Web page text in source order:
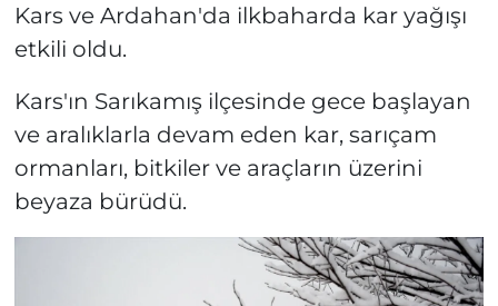
Kars ve Ardahan'da ilkbaharda kar yağışı
etkili oldu.
Kars'ın Sarıkamış ilçesinde gece başlayan
ve aralıklarla devam eden kar, sarıçam
ormanları, bitkiler ve araçların üzerini
beyaza bürüdü.